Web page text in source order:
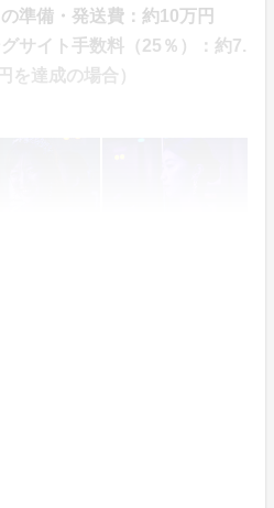
準備・発送費：約10万円
サイト手数料（25％）：約7.
達成の場合）